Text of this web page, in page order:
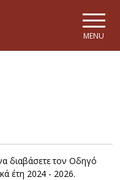
MENU
διαβάσετε τον Οδηγό
έτη 2024 - 2026.